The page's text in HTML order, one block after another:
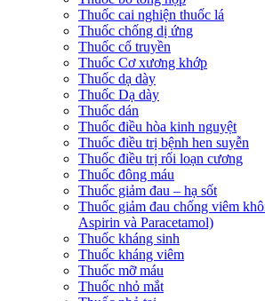
Thuốc cai nghiện thuốc lá
Thuốc chống dị ứng
Thuốc cổ truyền
Thuốc Cơ xương khớp
Thuốc dạ dày
Thuốc Dạ dày
Thuốc dán
Thuốc điều hòa kinh nguyệt
Thuốc điều trị bệnh hen suyễn
Thuốc điều trị rối loạn cương
Thuốc đông máu
Thuốc giảm đau – hạ sốt
Thuốc giảm đau chống viêm
Aspirin và Paracetamol)
Thuốc kháng sinh
Thuốc kháng viêm
Thuốc mỡ máu
Thuốc nhỏ mắt